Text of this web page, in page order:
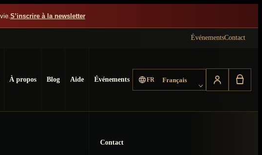
S’inscrire à la newsletter
ÉvénementsContact
À propos Blog Aide Événements
Contact
FR Français
Choisir la langue